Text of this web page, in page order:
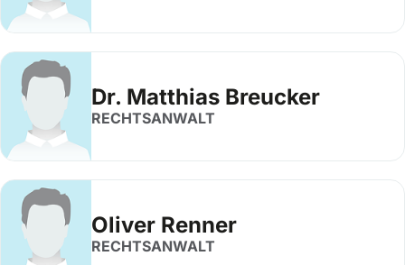
Dr. Matthias Breucker
RECHTSANWALT
Oliver Renner
RECHTSANWALT